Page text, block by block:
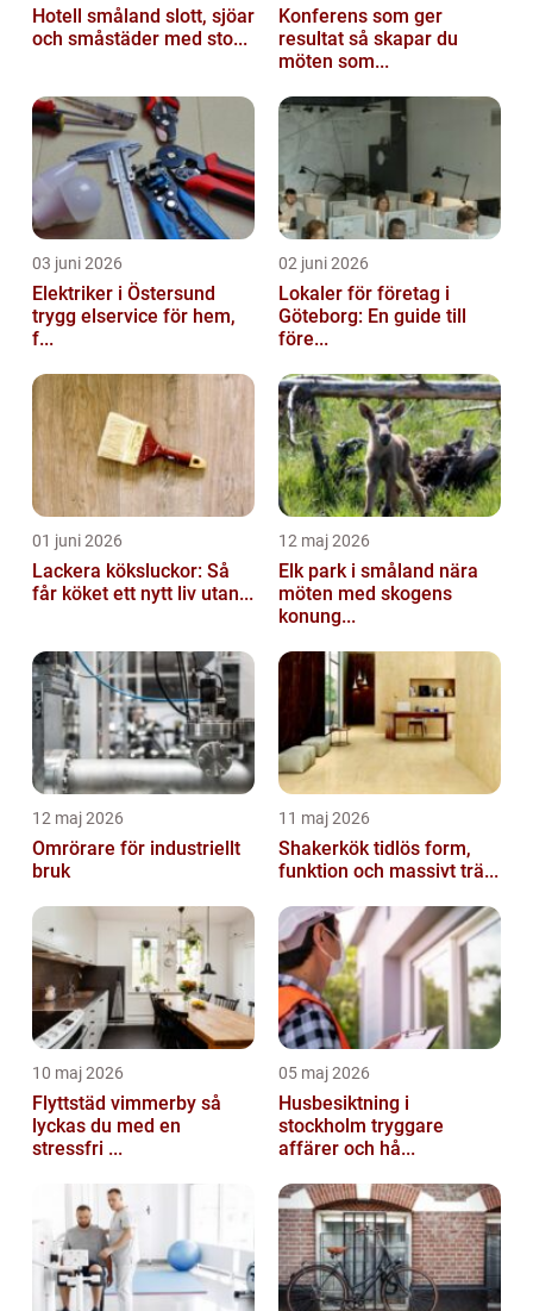
Hotell småland slott, sjöar
och småstäder med sto...
Konferens som ger
resultat så skapar du
möten som...
03 juni 2026
Elektriker i Östersund
trygg elservice för hem,
f...
02 juni 2026
Lokaler för företag i
Göteborg: En guide till
före...
01 juni 2026
Lackera köksluckor: Så
får köket ett nytt liv utan...
12 maj 2026
Elk park i småland nära
möten med skogens
konung...
12 maj 2026
Omrörare för industriellt
bruk
11 maj 2026
Shakerkök tidlös form,
funktion och massivt trä...
10 maj 2026
Flyttstäd vimmerby så
lyckas du med en
stressfri ...
05 maj 2026
Husbesiktning i
stockholm tryggare
affärer och hå...